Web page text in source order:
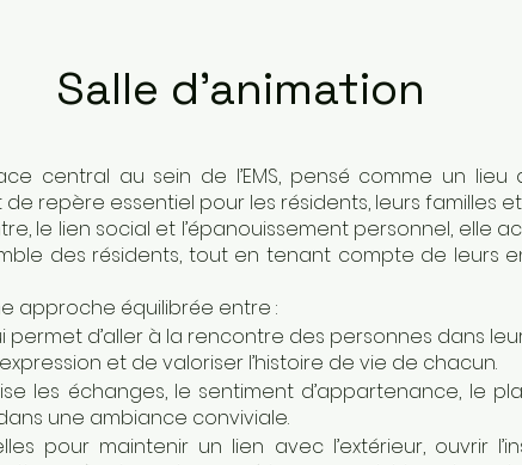
Salle d'animation
central au sein de l’EMS, pensé comme un
repère essentiel pour les résidents, leurs familles
le lien social et l’épanouissement personnel, elle
des résidents, tout en tenant compte de leurs
approche équilibrée entre :
permet d’aller à la rencontre des personnes dans
et de valoriser l’histoire de vie de chacun.
les échanges, le sentiment d’appartenance, le
une ambiance conviviale.
pour maintenir un lien avec l’extérieur, ouvrir